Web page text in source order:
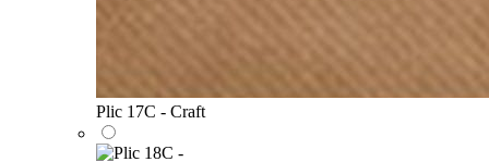
Plic 17C - Craft